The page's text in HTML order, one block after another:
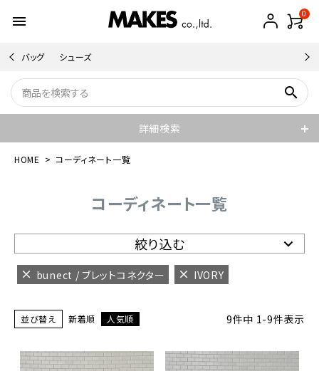
menu 0
バッグ シューズ
search
詳細検索
HOME コーディネート一覧
コーディネート一覧
絞り込む
bunect / ブレットコネクター IVORY
並び替え 新着順 人気順 9件中 1-9件表示